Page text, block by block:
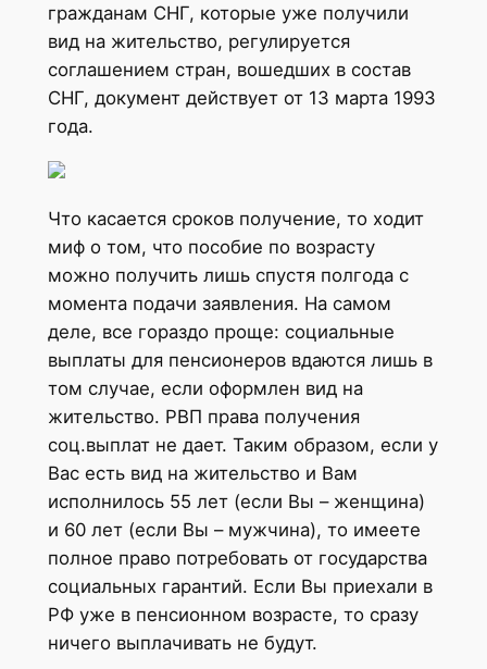
гражданам СНГ, которые уже получили
вид на жительство, регулируется
соглашением стран, вошедших в состав
СНГ, документ действует от 13 марта 1993
года.
Что касается сроков получение, то ходит
миф о том, что пособие по возрасту
можно получить лишь спустя полгода с
момента подачи заявления. На самом
деле, все гораздо проще: социальные
выплаты для пенсионеров вдаются лишь в
том случае, если оформлен вид на
жительство. РВП права получения
соц.выплат не дает. Таким образом, если у
Вас есть вид на жительство и Вам
исполнилось 55 лет (если Вы – женщина)
и 60 лет (если Вы – мужчина), то имеете
полное право потребовать от государства
социальных гарантий. Если Вы приехали в
РФ уже в пенсионном возрасте, то сразу
ничего выплачивать не будут.